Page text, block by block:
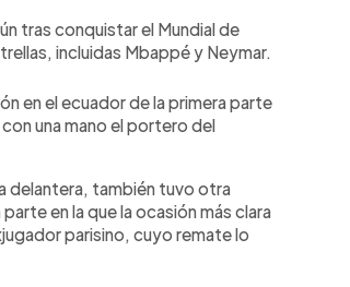
tras conquistar el Mundial de
incluidas Mbappé y Neymar.
en el ecuador de la primera parte
una mano el portero del
delantera, también tuvo otra
en la que la ocasión más clara
parisino, cuyo remate lo